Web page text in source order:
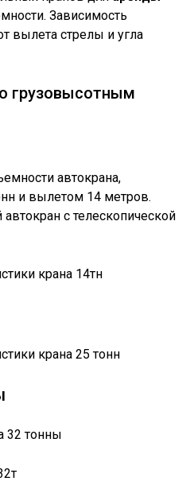
Зависимость
вылета стрелы и угла
грузовысотным
автокрана,
и вылетом 14 метров.
с телескопической
крана 14тн
крана 25 тонн
32 тонны